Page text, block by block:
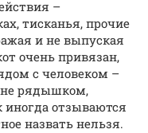
–
тисканья, прочие
и не выпуская
очень привязан,
с человеком –
рядышком,
иногда отзываются
назвать нельзя.